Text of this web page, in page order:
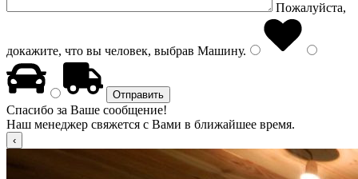
Пожалуйста,
докажите, что вы человек, выбрав Машину.
Спасибо за Ваше сообщение!
Наш менеджер свяжется с Вами в ближайшее время.